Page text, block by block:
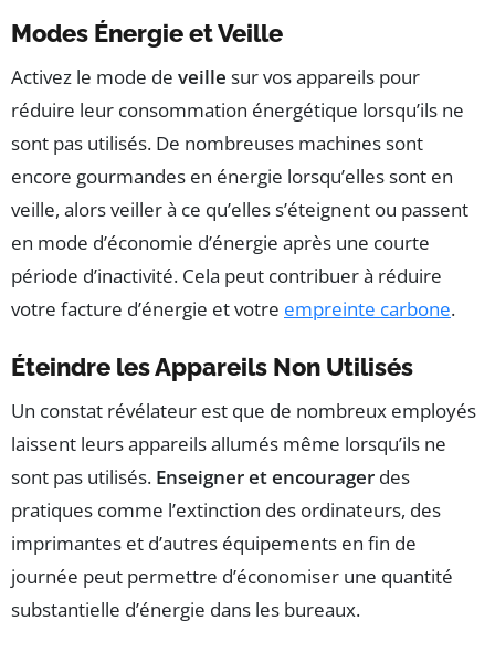
Modes Énergie et Veille
Activez le mode de veille sur vos appareils pour
réduire leur consommation énergétique lorsqu’ils ne
sont pas utilisés. De nombreuses machines sont
encore gourmandes en énergie lorsqu’elles sont en
veille, alors veiller à ce qu’elles s’éteignent ou passent
en mode d’économie d’énergie après une courte
période d’inactivité. Cela peut contribuer à réduire
votre facture d’énergie et votre empreinte carbone.
Éteindre les Appareils Non Utilisés
Un constat révélateur est que de nombreux employés
laissent leurs appareils allumés même lorsqu’ils ne
sont pas utilisés. Enseigner et encourager des
pratiques comme l’extinction des ordinateurs, des
imprimantes et d’autres équipements en fin de
journée peut permettre d’économiser une quantité
substantielle d’énergie dans les bureaux.